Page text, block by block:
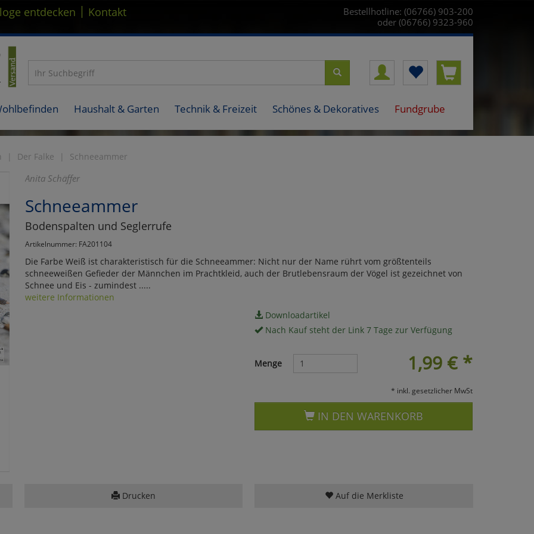
entdecken | Kontakt
Bestellhotline: (06766) 903-200
oder (06766) 9323-960
Haushalt & Garten Technik & Freizeit Schönes & Dekoratives Fundgrube
Der Falke Schneeammer
Anita Schäffer
Schneeammer
Bodenspalten und Seglerrufe
Artikelnummer: FA201104
Die Farbe Weiß ist charakteristisch für die Schneeammer: Nicht nur der Name rührt vom größtenteils
schneeweißen Gefieder der Männchen im Prachtkleid, auch der Brutlebensraum der Vögel ist gezeichnet von
Schnee und Eis - zumindest .....
weitere Informationen
Downloadartikel
Nach Kauf steht der Link 7 Tage zur Verfügung
1,99 €*
Menge
* inkl. gesetzlicher MwSt
IN DEN WARENKORB
Drucken Auf die Merkliste